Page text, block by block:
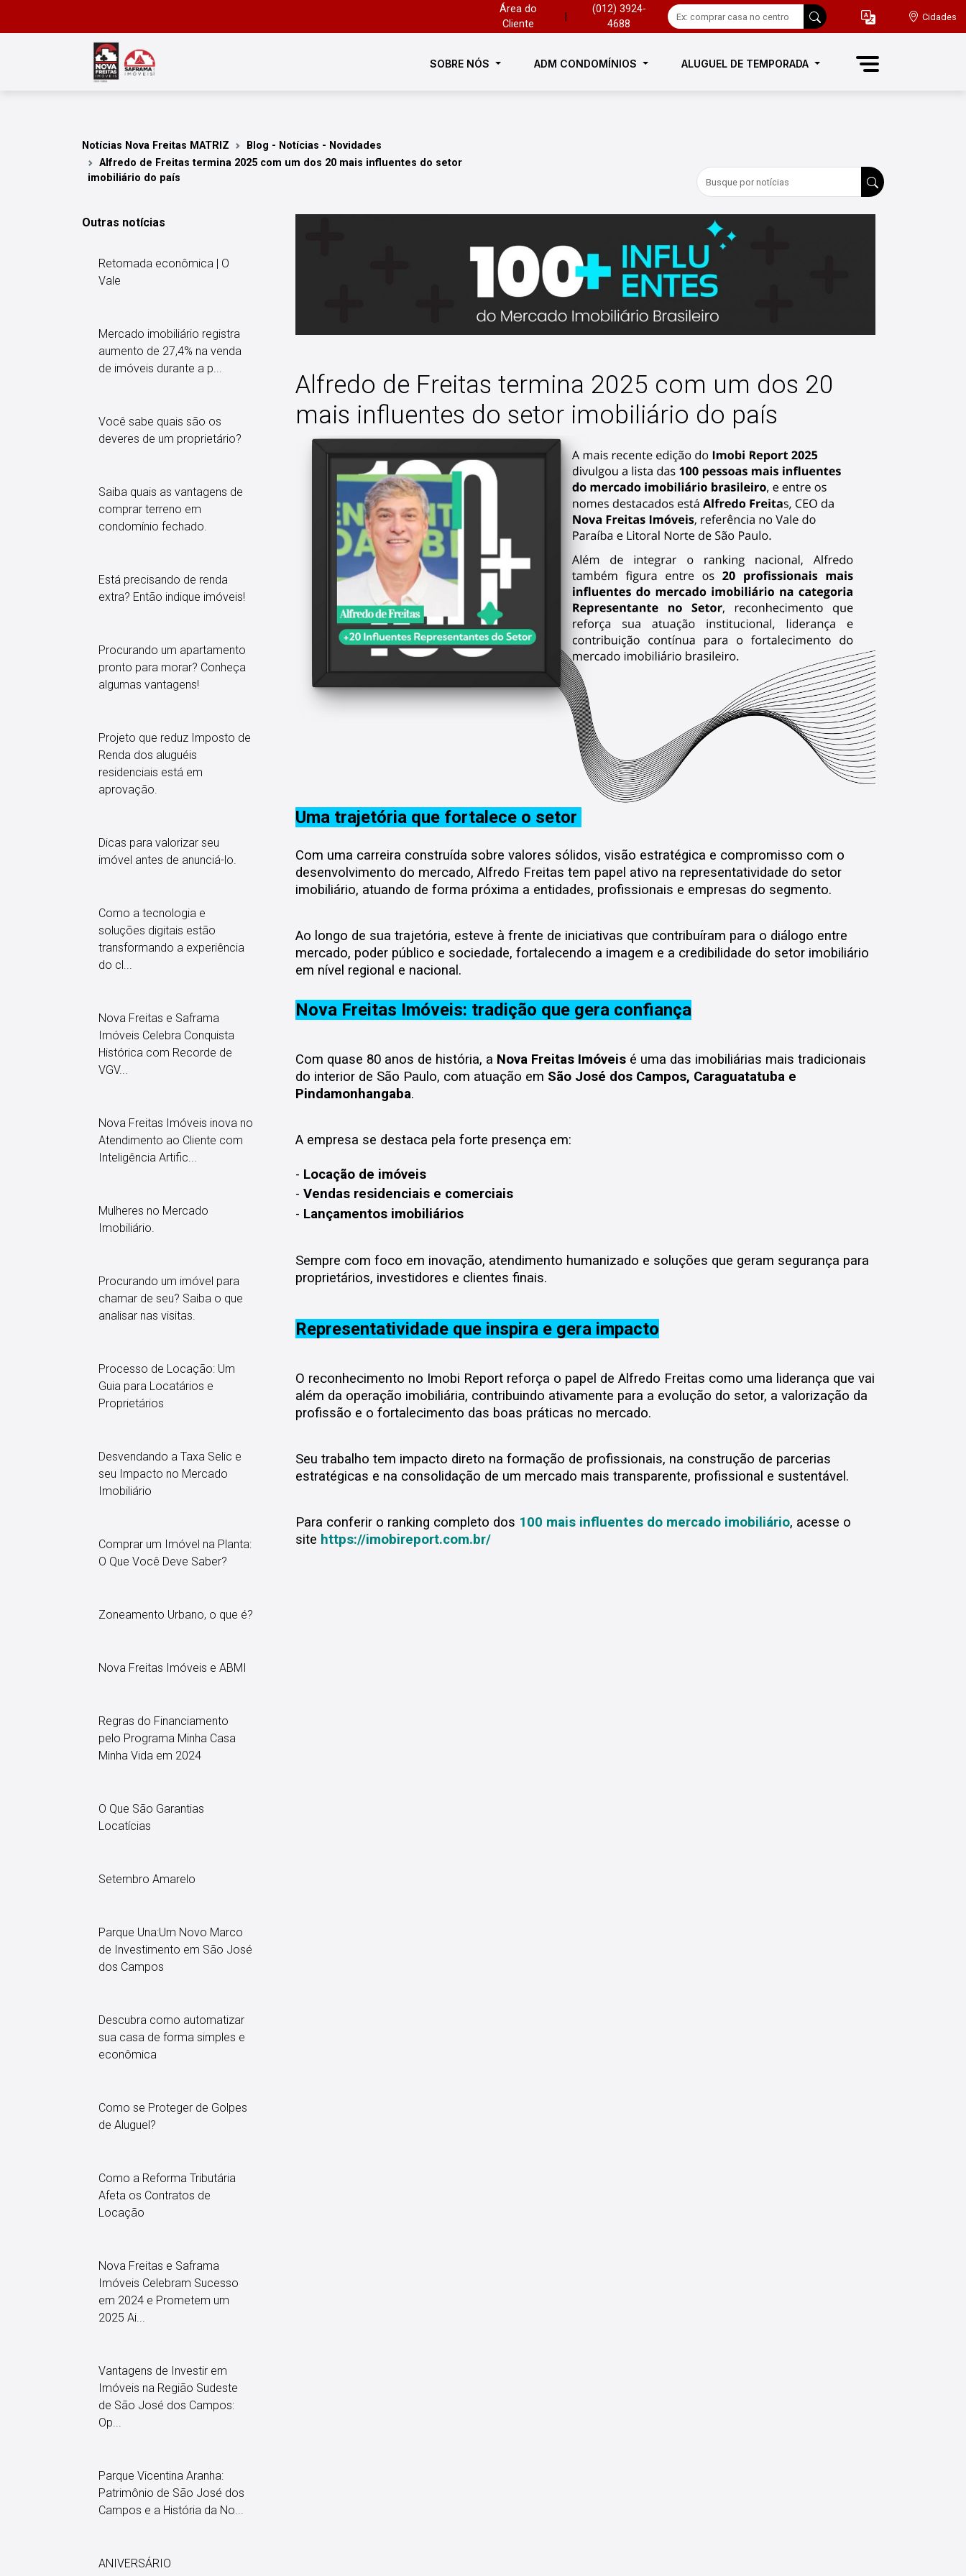
Área do
Cliente
(012) 3924-
4688
Cidades
SOBRE NÓS ADM CONDOMÍNIOS ALUGUEL DE TEMPORADA
Notícias Nova Freitas MATRIZ
Blog - Notícias - Novidades
Alfredo de Freitas termina 2025 com um dos 20 mais influentes do setor
imobiliário do país
Outras notícias
Retomada econômica | O
Vale
Mercado imobiliário registra
aumento de 27,4% na venda
de imóveis durante a p...
Você sabe quais são os
deveres de um proprietário?
Saiba quais as vantagens de
comprar terreno em
condomínio fechado.
Está precisando de renda
extra? Então indique imóveis!
Procurando um apartamento
pronto para morar? Conheça
algumas vantagens!
Projeto que reduz Imposto de
Renda dos aluguéis
residenciais está em
aprovação.
Dicas para valorizar seu
imóvel antes de anunciá-lo.
Como a tecnologia e
soluções digitais estão
transformando a experiência
do cl...
Nova Freitas e Saframa
Imóveis Celebra Conquista
Histórica com Recorde de
VGV...
Nova Freitas Imóveis inova no
Atendimento ao Cliente com
Inteligência Artific...
Mulheres no Mercado
Imobiliário.
Procurando um imóvel para
chamar de seu? Saiba o que
analisar nas visitas.
Processo de Locação: Um
Guia para Locatários e
Proprietários
Desvendando a Taxa Selic e
seu Impacto no Mercado
Imobiliário
Comprar um Imóvel na Planta:
O Que Você Deve Saber?
Zoneamento Urbano, o que é?
Nova Freitas Imóveis e ABMI
Regras do Financiamento
pelo Programa Minha Casa
Minha Vida em 2024
O Que São Garantias
Locatícias
Setembro Amarelo
Parque Una:Um Novo Marco
de Investimento em São José
dos Campos
Descubra como automatizar
sua casa de forma simples e
econômica
Como se Proteger de Golpes
de Aluguel?
Como a Reforma Tributária
Afeta os Contratos de
Locação
Nova Freitas e Saframa
Imóveis Celebram Sucesso
em 2024 e Prometem um
2025 Ai...
Vantagens de Investir em
Imóveis na Região Sudeste
de São José dos Campos:
Op...
Parque Vicentina Aranha:
Patrimônio de São José dos
Campos e a História da No...
ANIVERSÁRIO
Alfredo de Freitas termina 2025 com um dos 20
mais influentes do setor imobiliário do país
Uma trajetória que fortalece o setor
Com uma carreira construída sobre valores sólidos, visão estratégica e compromisso com o
desenvolvimento do mercado, Alfredo Freitas tem papel ativo na representatividade do setor
imobiliário, atuando de forma próxima a entidades, profissionais e empresas do segmento.
Ao longo de sua trajetória, esteve à frente de iniciativas que contribuíram para o diálogo entre
mercado, poder público e sociedade, fortalecendo a imagem e a credibilidade do setor imobiliário
em nível regional e nacional.
Nova Freitas Imóveis: tradição que gera confiança
Com quase 80 anos de história, a Nova Freitas Imóveis é uma das imobiliárias mais tradicionais
do interior de São Paulo, com atuação em São José dos Campos, Caraguatatuba e
Pindamonhangaba.
A empresa se destaca pela forte presença em:
- Locação de imóveis
- Vendas residenciais e comerciais
- Lançamentos imobiliários
Sempre com foco em inovação, atendimento humanizado e soluções que geram segurança para
proprietários, investidores e clientes finais.
Representatividade que inspira e gera impacto
O reconhecimento no Imobi Report reforça o papel de Alfredo Freitas como uma liderança que vai
além da operação imobiliária, contribuindo ativamente para a evolução do setor, a valorização da
profissão e o fortalecimento das boas práticas no mercado.
Seu trabalho tem impacto direto na formação de profissionais, na construção de parcerias
estratégicas e na consolidação de um mercado mais transparente, profissional e sustentável.
Para conferir o ranking completo dos 100 mais influentes do mercado imobiliário, acesse o
site https://imobireport.com.br/